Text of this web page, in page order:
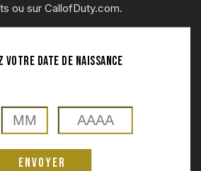
ou sur CallofDuty.com.
VOTRE DATE DE NAISSANCE
Envoyer